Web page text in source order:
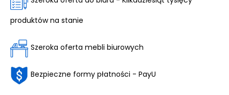
produktów na stanie
Szeroka oferta mebli biurowych
Bezpieczne formy płatności - PayU